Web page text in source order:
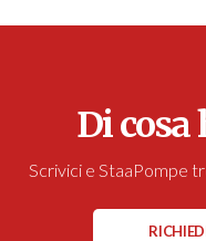
Di cosa
Scrivici e StaaPompe